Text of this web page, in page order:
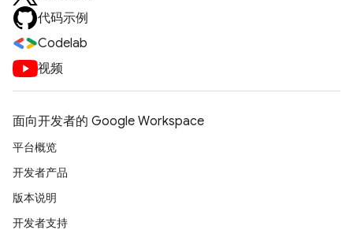
代码示例
Codelab
视频
面向开发者的 Google Workspace
平台概览
开发者产品
版本说明
开发者支持